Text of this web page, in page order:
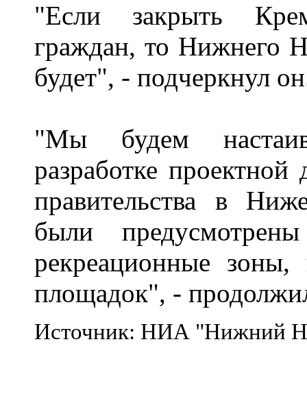
"Если закрыть
граждан, то Нижнего
будет", - подчеркнул
"Мы будем
разработке
правительства в
были
рекреационные зоны,
площадок", -
Источник: НИА "Нижний